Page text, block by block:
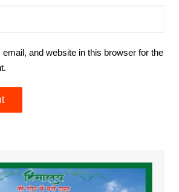
and website in this browser for the